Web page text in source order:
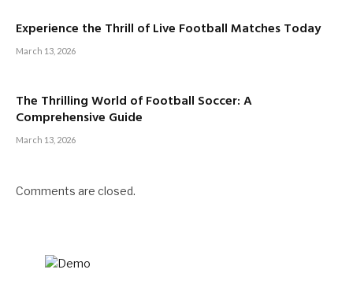
Experience the Thrill of Live Football Matches Today
March 13, 2026
The Thrilling World of Football Soccer: A
Comprehensive Guide
March 13, 2026
Comments are closed.